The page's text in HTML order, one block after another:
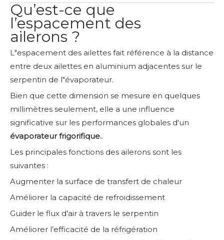
Qu’est-ce que
l’espacement des
ailerons ?
L"espacement des ailettes fait référence à la distance
entre deux ailettes en aluminium adjacentes sur le
serpentin de l"évaporateur.
Bien que cette dimension se mesure en quelques
millimètres seulement, elle a une influence
significative sur les performances globales d'un
évaporateur frigorifique..
Les principales fonctions des ailerons sont les
suivantes :
Augmenter la surface de transfert de chaleur
Améliorer la capacité de refroidissement
Guider le flux d’air à travers le serpentin
Améliorer l’efficacité de la réfrigération